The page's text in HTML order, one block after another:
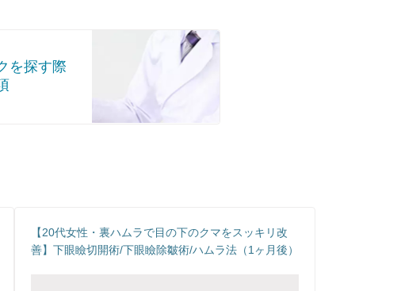
を探す際
【20代女性・裏ハムラで目の下のクマをスッキリ改
善】下眼瞼切開術/下眼瞼除皺術/ハムラ法（1ヶ月後）